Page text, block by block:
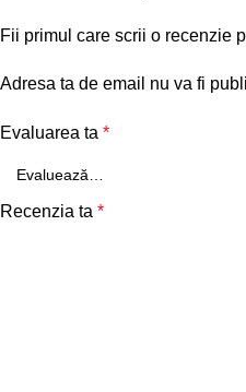
Fii primul care scrii o recenzie
Adresa ta de email nu va fi
Evaluarea ta *
Recenzia ta *